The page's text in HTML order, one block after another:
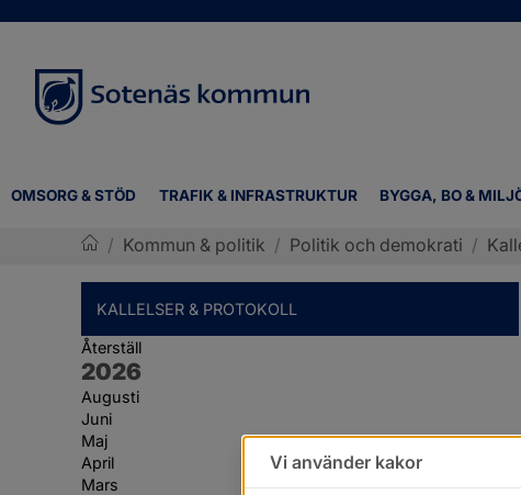
OMSORG & STÖD TRAFIK & INFRASTRUKTUR BYGGA, BO &
/ Kommun & politik / Politik och demokrati /
KALLELSER & PROTOKOLL
Återställ
År:
2026
Augusti
Juni
Maj
April
Mars
Vi använder kakor